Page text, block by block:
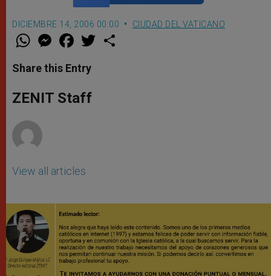
DICIEMBRE 14, 2006 00:00 CIUDAD DEL VATICANO
W
t
s
p
p
M
e
s
e
g
e
F
a
e
b
o
k
w
Share this Entry
ZENIT Staff
View all articles